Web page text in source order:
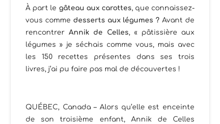
À part le gâteau aux carottes, que connaissez-
vous comme desserts aux légumes ? Avant de
rencontrerAnnik de Celles, « pâtissière aux
légumes » je séchais comme vous, mais avec
les 150 recettes présentes dans ses trois
livres, j’ai pu faire pas mal de découvertes !
QUÉBEC, Canada – Alors qu’elle est enceinte
de son troisième enfant, Annik de Celles